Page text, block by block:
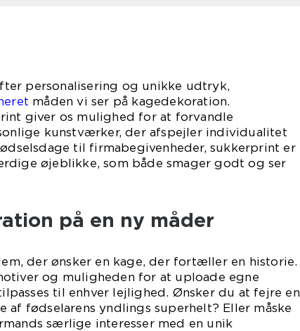
personalisering og unikke udtryk,
måden vi ser på kagedekoration.
giver os mulighed for at forvandle
kunstværker, der afspejler individualitet
til firmabegivenheder, sukkerprint er
øjeblikke, som både smager godt og ser
på en ny måder
der ønsker en kage, der fortæller en historie.
og muligheden for at uploade egne
til enhver lejlighed. Ønsker du at fejre en
af fødselarens yndlings superhelt? Eller måske
særlige interesser med en unik